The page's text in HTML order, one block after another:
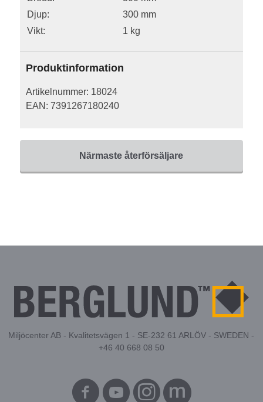
Djup:
300 mm
Vikt:
1 kg
Produktinformation
Artikelnummer: 18024
EAN:7391267180240
Närmaste återförsäljare
Miljöcenter AB - Kvalitetsvägen 1 - SE-232 61 ARLÖV - SWEDEN -
+46 40 668 08 50